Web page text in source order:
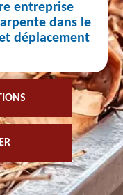
entreprise
dans le
déplacement